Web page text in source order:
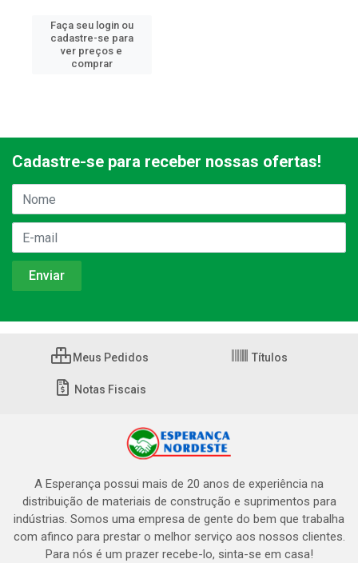
Faça seu login ou
cadastre-se para
ver preços e
comprar
Cadastre-se para receber nossas ofertas!
Meus Pedidos Títulos
Notas Fiscais
A Esperança possui mais de 20 anos de experiência na
distribuição de materiais de construção e suprimentos para
indústrias. Somos uma empresa de gente do bem que trabalha
com afinco para prestar o melhor serviço aos nossos clientes.
Para nós é um prazer recebe-lo, sinta-se em casa!